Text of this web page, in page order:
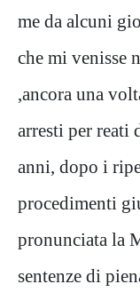
me da alcuni
che mi venisse
,ancora una
arresti per reati
anni, dopo i
procedimenti
pronunciata la
sentenze di